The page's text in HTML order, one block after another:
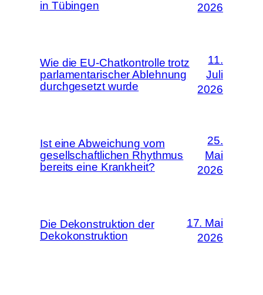
in Tübingen 2026
Wie die EU-Chatkontrolle trotz
parlamentarischer Ablehnung
durchgesetzt wurde
11.
Juli
2026
Ist eine Abweichung vom
gesellschaftlichen Rhythmus
bereits eine Krankheit?
25.
Mai
2026
Die Dekonstruktion der
Dekokonstruktion
17. Mai
2026